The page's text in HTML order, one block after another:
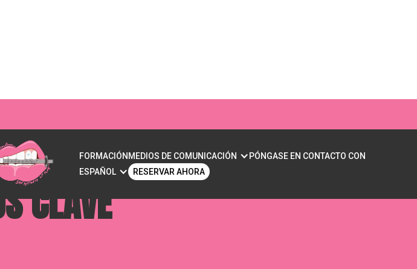
FORMACIÓNMEDIOS DE COMUNICACIÓN
PÓNGASE EN CONTACTO CON
ESPAÑOL
RESERVAR AHORA
UN RELLENO DE LABIOS:
CLAVE